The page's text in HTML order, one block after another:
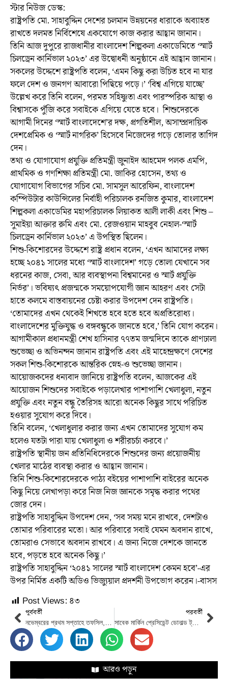
স্টার নিউজ ডেস্ক:
রাষ্ট্রপতি মো. সাহাবুদ্দিন দেশের চলমান উন্নয়নের ধারাকে অব্যাহত
রাখতে দলমত নির্বিশেষে একযোগে কাজ করার আহ্বান জানান।
তিনি আজ দুপুরে রাজধানীর বাংলাদেশ শিল্পকলা একাডেমিতে ‘স্মার্ট
চিলড্রেন কার্নিভাল ২০২৩’ এর উদ্বোধনী অনুষ্ঠানে এই আহ্বান জানান।
সকলের উদ্দেশে রাষ্ট্রপতি বলেন, ‘এমন কিছু করা উচিত হবে না যার
ফলে দেশ ও জনগণ আবারো পিছিয়ে পড়ে।’ ‘বিশ্ব এগিয়ে যাচ্ছে’
উল্লেখ করে তিনি বলেন, পরমত সহিষ্ণুতা এবং পারস্পরিক আস্থা ও
বিশ্বাসকে পুঁজি করে সবাইকে এগিয়ে যেতে হবে। শিশুদেরকে
আগামী দিনের ‘স্মার্ট বাংলাদেশে’র দক্ষ, প্রগতিশীল, অসাম্প্রদায়িক
দেশপ্রেমিক ও ‘স্মার্ট নাগরিক’ হিসেবে নিজেদের গড়ে তোলার তাগিদ
দেন।
তথ্য ও যোগাযোগ প্রযুক্তি প্রতিমন্ত্রী জুনাইদ আহমেদ পলক এমপি,
প্রাথমিক ও গণশিক্ষা প্রতিমন্ত্রী মো. জাকির হোসেন, তথ্য ও
যোগাযোগ বিভাগের সচিব মো. সামসুল আরেফিন, বাংলাদেশ
কম্পিউটার কাউন্সিলের নির্বাহী পরিচালক রনজিত কুমার, বাংলাদেশ
শিল্পকলা একাডেমির মহাপরিচালক লিয়াকত আলী লাকী এবং শিশু –
সুমাইয়া আক্তার রুমি এবং মো. রেজওয়ান মাহবুব নেহাল-‘স্মার্ট
চিলড্রেন কার্নিভাল ২০২৩’ এ উপস্থিত ছিলেন।
শিশু-কিশোরদের উদ্দেশে রাষ্ট্র প্রধান বলেন, ‘এখন আমাদের লক্ষ্য
হচ্ছে ২০৪১ সালের মধ্যে ‘স্মার্ট বাংলাদেশ’ গড়ে তোলা যেখানে সব
ধরনের কাজ, সেবা, আর ব্যবস্থাপনা বিশ্বমানের ও স্মার্ট প্রযুক্তি
নির্ভর’। ভবিষ্যৎ প্রজন্মকে সময়োপযোগী জ্ঞান আহরণ এবং সেটা
হাতে কলমে বাস্তবায়নের চেষ্টা করার উপদেশ দেন রাষ্ট্রপতি।
‘তোমাদের এখন থেকেই শিখতে হবে হতে হবে অপ্রতিরোধ্য।
বাংলাদেশের মুক্তিযুদ্ধ ও বঙ্গবন্ধুকে জানতে হবে,’ তিনি যোগ করেন।
আগামীকাল প্রধানমন্ত্রী শেখ হাসিনার ৭৭তম জন্মদিনে তাকে প্রাণঢালা
শুভেচ্ছা ও অভিনন্দন জানান রাষ্ট্রপতি এবং এই মাহেন্দ্রক্ষণে দেশের
সকল শিশু-কিশোরকে আন্তরিক স্নেহ-ও শুভেচ্ছা জানান।
আয়োজকদের ধন্যবাদ জানিয়ে রাষ্ট্রপতি বলেন, আজকের এই
আয়োজন শিশুদের সবাইকে পড়ালেখার পাশাপাশি খেলাধুলা, নতুন
প্রযুক্তি এবং নতুন বন্ধু তৈরিসহ আরো অনেক কিছুর সাথে পরিচিত
হওয়ার সুযোগ করে দিবে।
তিনি বলেন, ‘খেলাধুলার করার জন্য এখন তোমাদের সুযোগ কম
হলেও যতটা পারা যায় খেলাধুলা ও শরীরচর্চা করবে।’
রাষ্ট্রপতি স্থানীয় জন প্রতিনিধিদেরকে শিশুদের জন্য প্রয়োজনীয়
খেলার মাঠের ব্যবস্থা করার ও আহ্বান জানান।
তিনি শিশু-কিশোরদেরকে পাঠ্য বইয়ের পাশাপাশি বাইরের অনেক
কিছু নিয়ে লেখাপড়া করে নিজ নিজ জ্ঞানকে সমৃদ্ধ করার পথের
জোর দেন।
রাষ্ট্রপতি সাহাবুদ্দিন উপদেশ দেন, ‘সব সময় মনে রাখবে, দেশটাও
তোমার পরিবারের মতো। আর পরিবারে সবাই যেমন অবদান রাখে,
তোমরাও সেভাবে অবদান রাখবে। এ জন্য নিজে দেশকে জানতে
হবে, পড়তে হবে অনেক কিছু।’
রাষ্ট্রপতি সাহাবুদ্দিন ‘২০৪১ সালের স্মার্ট বাংলাদেশ কেমন হবে’-এর
উপর নির্মিত একটি অডিও ভিজ্যুয়াল প্রদর্শনী উপভোগ করেন।-বাসস
Post Views: ৪৩
পূর্ববর্তী
নভেম্বরের প্রথম সপ্তাহে তফসিল, জানুয়ারির শুরুতে ভোট: কমিশনার আনিসুর রহমান
পরবর্তী
সাবেক মার্কিন প্রেসিডেন্ট ডোনাল্ড ট্রাম্পের বিরুদ্ধে ব্যবসায় প্রতারণার অভিযোগ
আরও পড়ুন